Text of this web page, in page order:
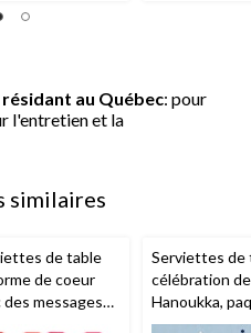
au Québec: pour
l'entretien et la
similaires
de table
de coeur
des messages
Serviettes de
célébration de
Hanoukka,